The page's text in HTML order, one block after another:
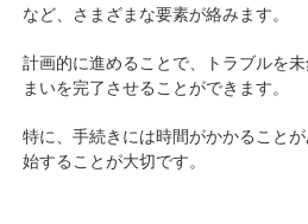
など、さまざまな要素が絡みます。
計画的に進めることで、トラブルを
まいを完了させることができます。
特に、手続きには時間がかかること
始することが大切です。